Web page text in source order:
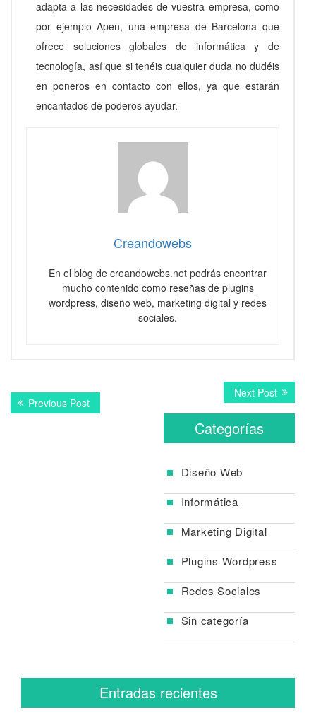
adapta a las necesidades de vuestra empresa, como
por ejemplo Apen, una empresa de Barcelona que
ofrece soluciones globales de informática y de
tecnología, así que si tenéis cualquier duda no dudéis
en poneros en contacto con ellos, ya que estarán
encantados de poderos ayudar.
Creandowebs
En el blog de creandowebs.net podrás encontrar
mucho contenido como reseñas de plugins
wordpress, diseño web, marketing digital y redes
sociales.
Navegación
dePrevious PostPrevious
post:
Next PostNext
post:
Categorías
Diseño Web
Informática
Marketing Digital
Plugins Wordpress
Redes Sociales
Sin categoría
Entradas recientes